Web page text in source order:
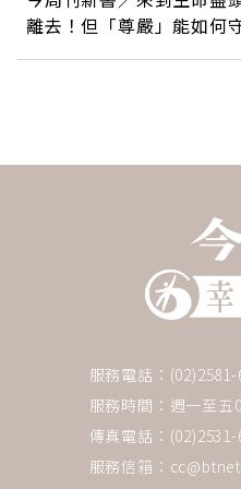
離去！但「尊嚴」能如何
服務電話：(02)2581-
服務時間：週一至五
傳真電話：(02)2531-
服務信箱：